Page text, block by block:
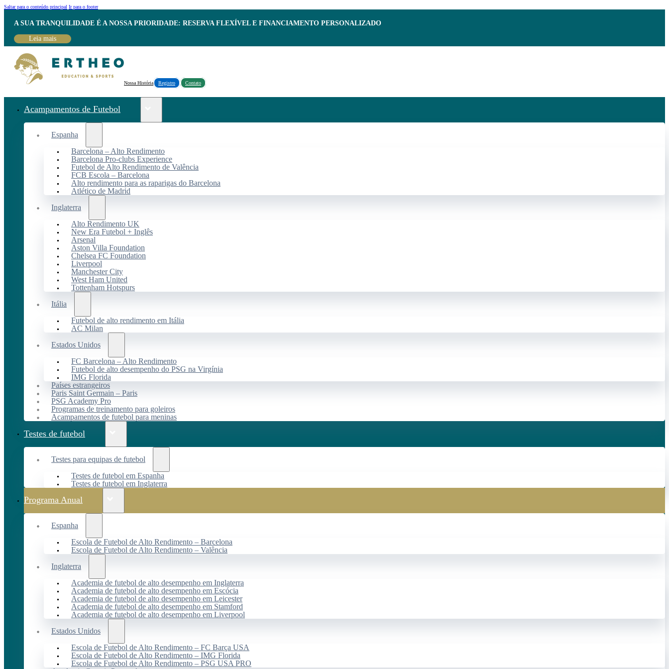
Saltar para o conteúdo principal Ir para o footer
A SUA TRANQUILIDADE É A NOSSA PRIORIDADE: RESERVA FLEXÍVEL E FINANCIAMENTO PERSONALIZADO
Leia mais
Nossa História Registro Contato
Acampamentos de Futebol
Espanha
Barcelona – Alto Rendimento
Barcelona Pro-clubs Experience
Futebol de Alto Rendimento de Valência
FCB Escola – Barcelona
Alto rendimento para as raparigas do Barcelona
Atlético de Madrid
Inglaterra
Alto Rendimento UK
New Era Futebol + Inglês
Arsenal
Aston Villa Foundation
Chelsea FC Foundation
Liverpool
Manchester City
West Ham United
Tottenham Hotspurs
Itália
Futebol de alto rendimento em Itália
AC Milan
Estados Unidos
FC Barcelona – Alto Rendimento
Futebol de alto desempenho do PSG na Virgínia
IMG Florida
Países estrangeiros
Paris Saint Germain – Paris
PSG Academy Pro
Programas de treinamento para goleiros
Acampamentos de futebol para meninas
Testes de futebol
Testes para equipas de futebol
Testes de futebol em Espanha
Testes de futebol em Inglaterra
Programa Anual
Espanha
Escola de Futebol de Alto Rendimento – Barcelona
Escola de Futebol de Alto Rendimento – Valência
Inglaterra
Academia de futebol de alto desempenho em Inglaterra
Academia de futebol de alto desempenho em Escócia
Academia de futebol de alto desempenho em Leicester
Academia de futebol de alto desempenho em Stamford
Academia de futebol de alto desempenho em Liverpool
Estados Unidos
Escola de Futebol de Alto Rendimento – FC Barça USA
Escola de Futebol de Alto Rendimento – IMG Florida
Escola de Futebol de Alto Rendimento – PSG USA PRO